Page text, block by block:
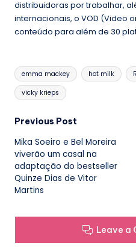
distribuidoras por trabalhar,
internacionais, o VOD (Video
conteúdo para além de 30
Tags:
emma mackey hot milk
vicky krieps
Post
navigation
Previous Post
Mika Soeiro e Bel Moreira
viverão um casal na
adaptação do bestseller
Quinze Dias de Vitor
Martins
Leave a